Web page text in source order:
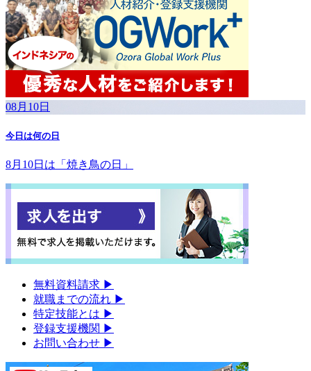
08月10日
今日は何の日
8月10日は「焼き鳥の日」
無料資料請求 ▶︎
就職までの流れ ▶︎
特定技能とは ▶︎
登録支援機関 ▶︎
お問い合わせ ▶︎